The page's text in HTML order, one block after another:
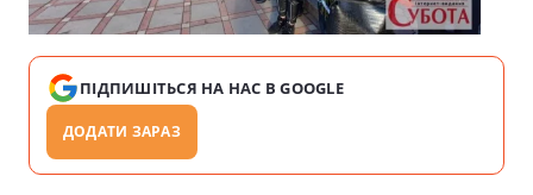
ПІДПИШІТЬСЯ НА НАС В GOOGLE
ДОДАТИ ЗАРАЗ